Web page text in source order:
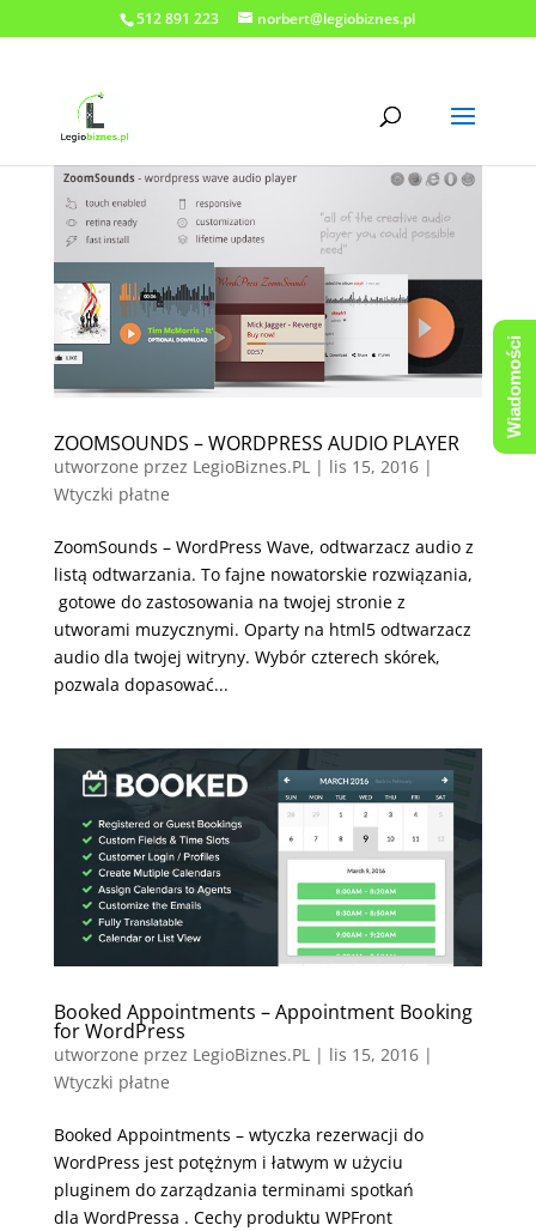
512 891 223 norbert@legiobiznes.pl
ZOOMSOUNDS – WORDPRESS AUDIO PLAYER
utworzone przez LegioBiznes.PL | lis 15, 2016|
Wtyczki płatne
ZoomSounds – WordPress Wave, odtwarzacz audio z
listą odtwarzania. To fajne nowatorskie rozwiązania,
gotowe do zastosowania na twojej stronie z
utworami muzycznymi. Oparty na html5 odtwarzacz
audio dla twojej witryny. Wybór czterech skórek,
pozwala dopasować...
Booked Appointments – Appointment Booking
for WordPress
utworzone przez LegioBiznes.PL| lis 15, 2016|
Wtyczki płatne
Booked Appointments – wtyczka rezerwacji do
WordPress jest potężnym i łatwym w użyciu
pluginem do zarządzania terminami spotkań
dla WordPressa . Cechy produktu WPFront
Wiadomości